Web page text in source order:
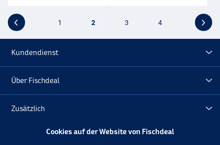
1 2 3 4
Kundendienst
Über Fischdeal
Zusätzlich
Lagerräumung
Cookies auf der Website von Fischdeal